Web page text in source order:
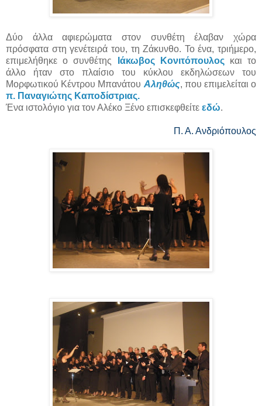
Δύο άλλα αφιερώματα στον συνθέτη έλαβαν χώρα
πρόσφατα στη γενέτειρά του, τη Ζάκυνθο. Το ένα, τριήμερο,
επιμελήθηκε ο συνθέτης
Ιάκωβος Κονιτόπουλος και το
άλλο ήταν στο πλαίσιο του κύκλου εκδηλώσεων του
Μορφωτικού Κέντρου Μπανάτου Αληθώς, που επιμελείται ο
π. Παναγιώτης Καποδίστριας.
Ένα ιστολόγιο για τον Αλέκο Ξένο επισκεφθείτε εδώ.
Π. Α. Ανδριόπουλος